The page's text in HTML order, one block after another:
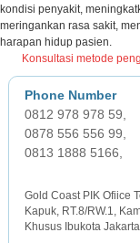
kondisi penyakit,
meringankan rasa sakit,
harapan hidup pasien.
Konsultasi metode
0812 978 978 59,
0878 556 556 99,
0813 1888 5166,
Gold Coast PIK Ofiice
Kapuk, RT.8/RW.1,
Khusus Ibukota